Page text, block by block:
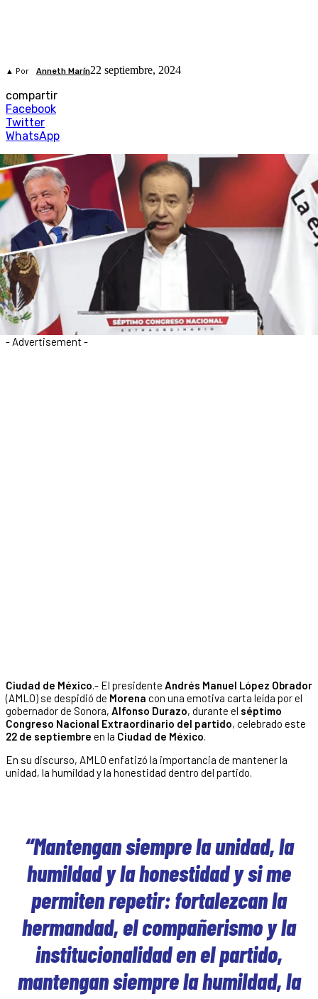
▲ Por Anneth Marín22 septiembre, 2024
compartir
Facebook
Twitter
WhatsApp
- Advertisement -
Ciudad de México.- El presidente Andrés Manuel López Obrador
(AMLO) se despidió de Morena con una emotiva carta leída por el
gobernador de Sonora, Alfonso Durazo, durante el séptimo
Congreso Nacional Extraordinario del partido, celebrado este
22 de septiembre en la Ciudad de México.
En su discurso, AMLO enfatizó la importancia de mantener la
unidad, la humildad y la honestidad dentro del partido.
“Mantengan siempre la unidad, la
humildad y la honestidad y si me
permiten repetir: fortalezcan la
hermandad, el compañerismo y la
institucionalidad en el partido,
mantengan siempre la humildad, la